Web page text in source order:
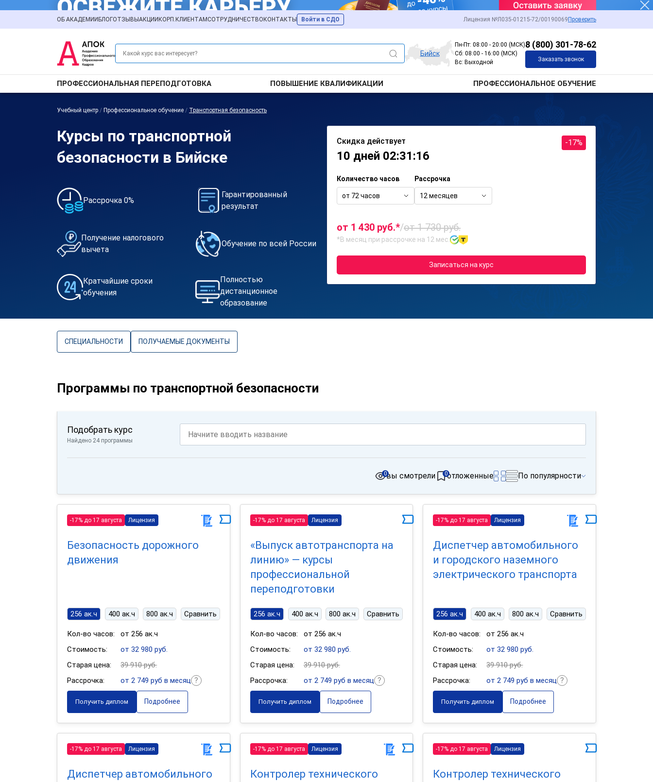
ОБ АКАДЕМИИ БЛОГОТЗЫВЫ АКЦИИ КОРП.КЛИЕНТАМСОТРУДНИЧЕСТВО КОНТАКТЫ Войти в СДО Лицензия №Л035-01215-72/00190069 Проверить
Бийск
Пн-Пт: 08:00 - 20:00 (МСК)
Сб: 08:00 - 16:00 (МСК)
Вс: Выходной
8 (800) 301-78-62
Заказать звонок
ПРОФЕССИОНАЛЬНАЯ ПЕРЕПОДГОТОВКА ПОВЫШЕНИЕ КВАЛИФИКАЦИИ ПРОФЕССИОНАЛЬНОЕ ОБУЧЕНИЕ
Учебный центр / Профессиональное обучение / Транспортная безопасность
Курсы по транспортной
безопасности в Бийске
Рассрочка 0%
Гарантированный
результат
Получение налогового
вычета
Обучение по всей России
Кратчайшие сроки
обучения
Полностью
дистанционное
образование
Скидка действует
10 дней 02:31:16
-17%
Количество часов
от 72 часов
Рассрочка
12 месяцев
от 1 430 руб.*/от 1 730 руб.
*В месяц при рассрочке на 12 мес.
Записаться на курс
СПЕЦИАЛЬНОСТИ ПОЛУЧАЕМЫЕ ДОКУМЕНТЫ
Программы по транспортной безопасности
Подобрать курс
Найдено 24 программы
вы смотрели
0 отложенные
0 По популярности
-17% до 17 августа Лицензия
Безопасность дорожного
движения
256 ак.ч 400 ак.ч 800 ак.ч Сравнить
Кол-во часов:
от 256 ак.ч
Стоимость:
от 32 980 руб.
Старая цена:
39 910 руб.
Рассрочка:
от 2 749 руб в месяц
Получить диплом Подробнее
-17% до 17 августа Лицензия
«Выпуск автотранспорта на
линию» — курсы
профессиональной
переподготовки
256 ак.ч 400 ак.ч 800 ак.ч Сравнить
Кол-во часов:
от 256 ак.ч
Стоимость:
от 32 980 руб.
Старая цена:
39 910 руб.
Рассрочка:
от 2 749 руб в месяц
Получить диплом Подробнее
-17% до 17 августа Лицензия
Диспетчер автомобильного
и городского наземного
электрического транспорта
256 ак.ч 400 ак.ч 800 ак.ч Сравнить
Кол-во часов:
от 256 ак.ч
Стоимость:
от 32 980 руб.
Старая цена:
39 910 руб.
Рассрочка:
от 2 749 руб в месяц
Получить диплом Подробнее
-17% до 17 августа Лицензия
Диспетчер автомобильного
-17% до 17 августа Лицензия
Контролер технического
-17% до 17 августа Лицензия
Контролер технического